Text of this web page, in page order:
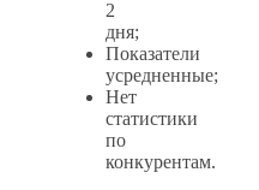
2
дня;
Показатели
усредненные;
Нет
статистики
по
конкурентам.